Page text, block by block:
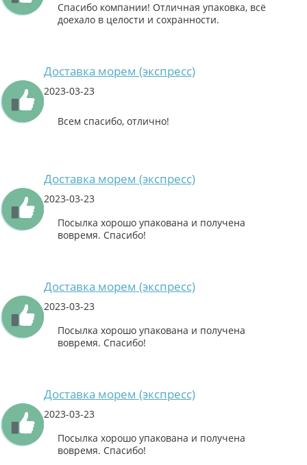
Спасибо компании! Отличная упаковка, всё
доехало в целости и сохранности.
Доставка морем (экспресс)
2023-03-23
Всем спасибо, отлично!
Доставка морем (экспресс)
2023-03-23
Посылка хорошо упакована и получена
вовремя. Спасибо!
Доставка морем (экспресс)
2023-03-23
Посылка хорошо упакована и получена
вовремя. Спасибо!
Доставка морем (экспресс)
2023-03-23
Посылка хорошо упакована и получена
вовремя. Спасибо!